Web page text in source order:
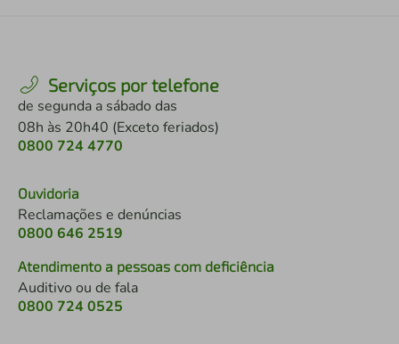
Serviços por telefone
de segunda a sábado das
08h às 20h40 (Exceto feriados)
0800 724 4770
Ouvidoria
Reclamações e denúncias
0800 646 2519
Atendimento a pessoas com deficiência
Auditivo ou de fala
0800 724 0525